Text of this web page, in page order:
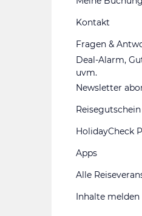
Kontakt
Fragen &
Deal-Alarm,
uvm.
Newsletter
HolidayCheck
Apps
Alle
Inhalte melden